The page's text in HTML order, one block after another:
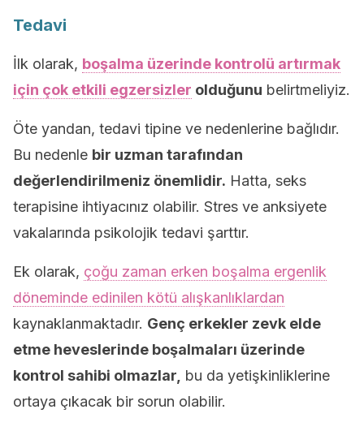
Tedavi
İlk olarak, boşalma üzerinde kontrolü artırmak
için çok etkili egzersizler olduğunu belirtmeliyiz.
Öte yandan, tedavi tipine ve nedenlerine bağlıdır.
Bu nedenle bir uzman tarafından
değerlendirilmeniz önemlidir. Hatta, seks
terapisine ihtiyacınız olabilir. Stres ve anksiyete
vakalarında psikolojik tedavi şarttır.
Ek olarak, çoğu zaman erken boşalma ergenlik
döneminde edinilen kötü alışkanlıklardan
kaynaklanmaktadır. Genç erkekler zevk elde
etme heveslerinde boşalmaları üzerinde
kontrol sahibi olmazlar, bu da yetişkinliklerine
ortaya çıkacak bir sorun olabilir.